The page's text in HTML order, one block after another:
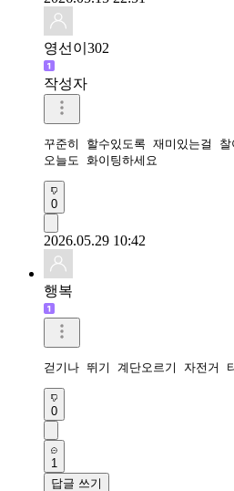
영선이302
작성자
꾸준히 할수있도록 재미있는걸 찰
오늘도 화이팅하세요
0
2026.05.29 10:42
행복
걷기나 뛰기 계단오르기 자전거
0
1
답글 쓰기